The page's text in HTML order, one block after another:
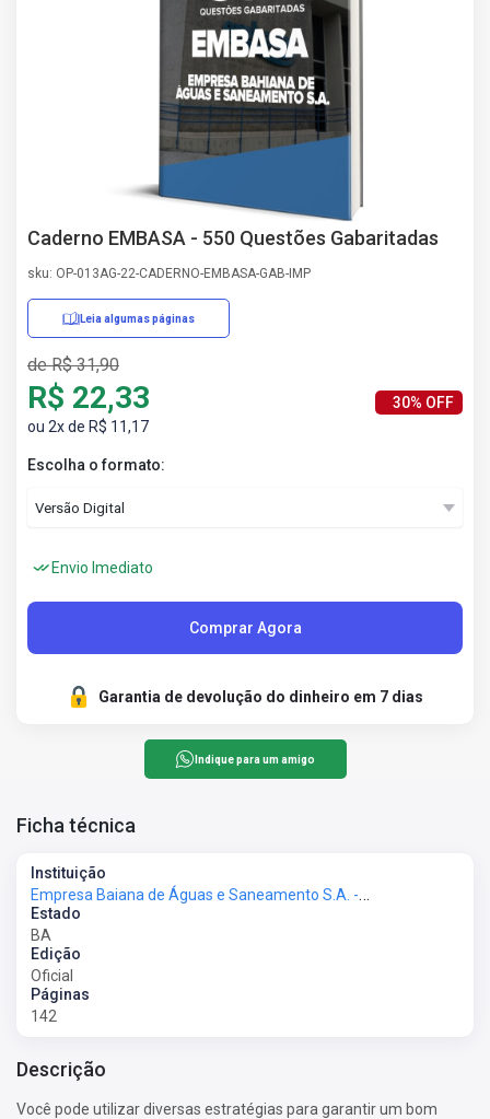
Caderno EMBASA - 550 Questões Gabaritadas
sku: OP-013AG-22-CADERNO-EMBASA-GAB-IMP
Leia algumas páginas
de R$ 31,90
R$ 22,33
ou 2x de R$ 11,17
30% OFF
Escolha o formato:
Envio Imediato
Comprar Agora
Garantia de devolução do dinheiro em 7 dias
Indique para um amigo
Ficha técnica
Instituição
Empresa Baiana de Águas e Saneamento S.A. - EMBASA
Estado
BA
Edição
Oficial
Páginas
142
Descrição
Você pode utilizar diversas estratégias para garantir um bom